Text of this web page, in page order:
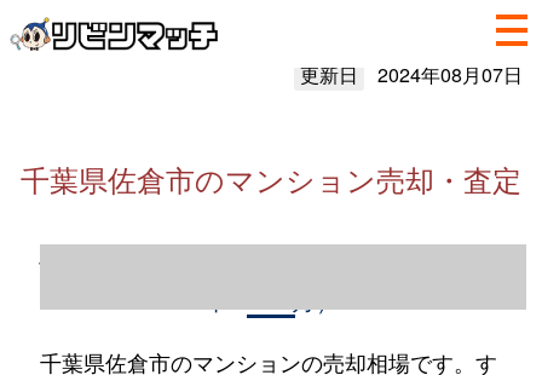
更新日 2024年08月07日
千葉県佐倉市のマンション売却・査定
千葉県佐倉市のマンション売却情報（2023
千葉県佐倉市のマンションの売却相場です。す